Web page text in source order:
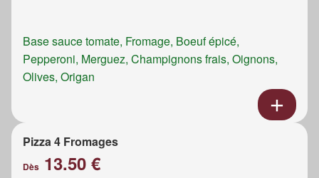
Base sauce tomate, Fromage, Boeuf épicé,
Pepperoni, Merguez, Champignons frais, Oignons,
Olives, Origan
Pizza 4 Fromages
Dès 13.50 €